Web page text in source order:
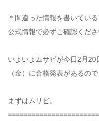
＊間違った情報を書いてい
公式情報で必ずご確認くださ
いよいよムサビが今日2月
（金）に合格発表があるの
まずはムサビ。